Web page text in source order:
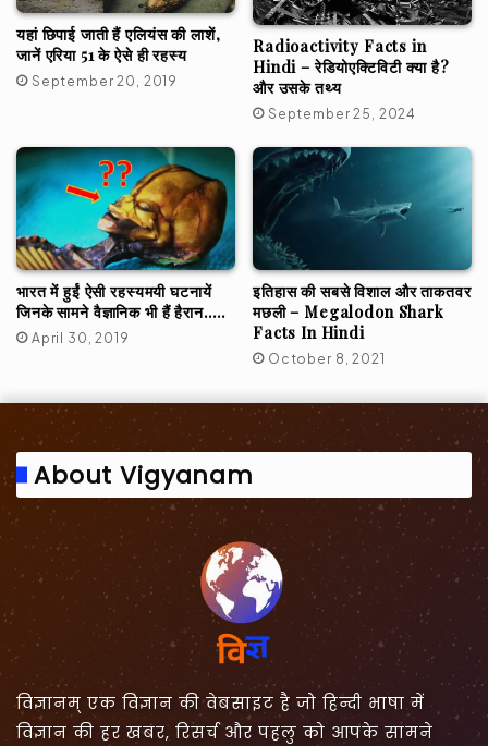
यहां छिपाई जाती हैं एलियंस की लाशें,
जानें एरिया 51 के ऐसे ही रहस्य
September 20, 2019
Radioactivity Facts in
Hindi – रेडियोएक्टिविटी क्या है?
और उसके तथ्य
September 25, 2024
भारत में हुईं ऐसी रहस्यमयी घटनायें
जिनके सामने वैज्ञानिक भी हैं हैरान…..
April 30, 2019
इतिहास की सबसे विशाल और ताकतवर
मछली – Megalodon Shark
Facts In Hindi
October 8, 2021
About Vigyanam
विज्ञानम् एक विज्ञान की वेबसाइट है जो हिन्दी भाषा में
विज्ञान की हर खबर, रिसर्च और पहलु को आपके सामने